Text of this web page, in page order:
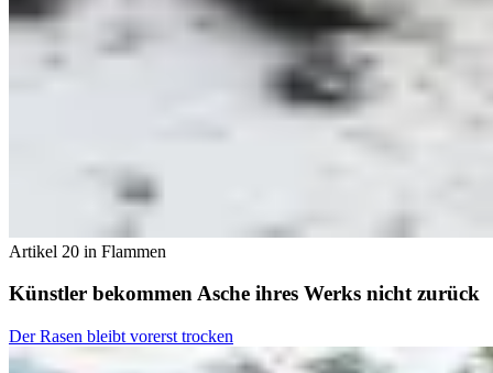
Artikel 20 in Flammen
Künstler bekommen Asche ihres Werks nicht zurück
Der Rasen bleibt vorerst trocken